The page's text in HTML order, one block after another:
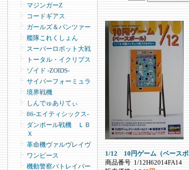
マジンガーZ
コードギアス
ガールズ＆パンツァー
艦隊これくしょん
スーパーロボット大戦
トータル・イクリプス
ゾイド -ZOIDS-
サイバーフォーミュラ
境界戦機
しんでゅありてぃ
86-エイティシックス-
ダンボール戦機 ＬＢ
Ｘ
革命機ヴァルヴレイヴ
ワンピース
機動警察パトレイバー
1/12 10円ゲーム（ベースボ
商品番号 1/12H62014FA14